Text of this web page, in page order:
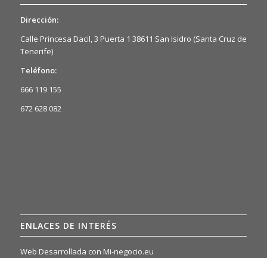
Dirección:
Calle Princesa Dacil, 3 Puerta 1 38611 San Isidro (Santa Cruz de
Tenerife)
Teléfono:
666 119 155
672 628 082
ENLACES DE INTERÉS
Web Desarrollada con Mi-negocio.eu